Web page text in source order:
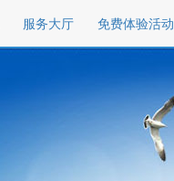
服务大厅 免费体验活动